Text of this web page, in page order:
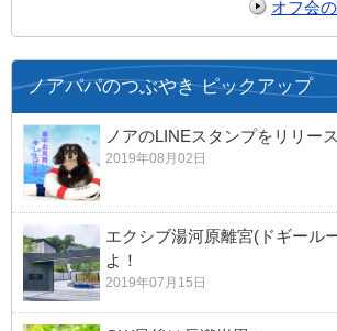
オフ会
ノアパパのつぶやき ピックアップ
ノアのLINEスタンプをリリー
2019年08月02日
エクシブ湯河原離宮(ドギール
よ！
2019年07月15日